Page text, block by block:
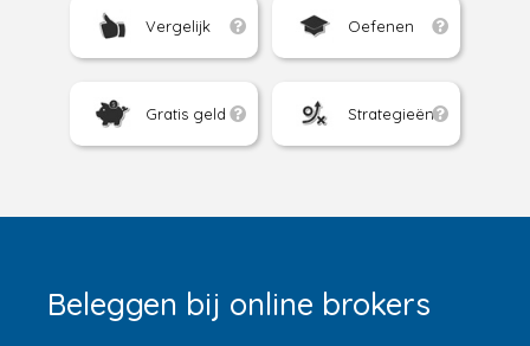
Vergelijk Oefenen
Gratis geld Strategieën
Beleggen bij online brokers